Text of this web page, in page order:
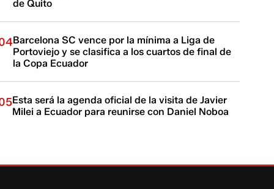
de Quito
Barcelona SC vence por la mínima a Liga de
Portoviejo y se clasifica a los cuartos de final de
la Copa Ecuador
Esta será la agenda oficial de la visita de Javier
Milei a Ecuador para reunirse con Daniel Noboa